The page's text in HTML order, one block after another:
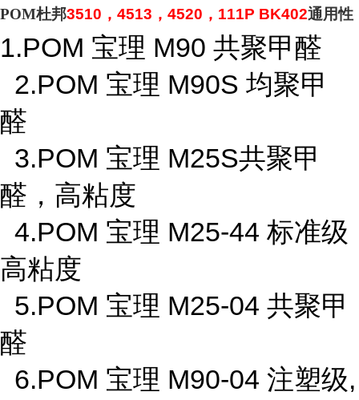
POM杜邦3510，4513，4520，111P BK402通用性
1.POM 宝理 M90 共聚甲醛
2.POM 宝理 M90S 均聚甲
醛
3.POM 宝理 M25S共聚甲
醛，高粘度
4.POM 宝理 M25-44 标准级
高粘度
5.POM 宝理 M25-04 共聚甲
醛
6.POM 宝理 M90-04 注塑级,